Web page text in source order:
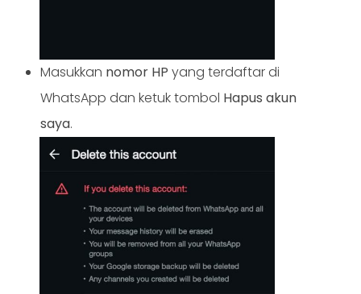
Masukkan nomor HP yang terdaftar di
WhatsApp dan ketuk tombol Hapus akun
saya.